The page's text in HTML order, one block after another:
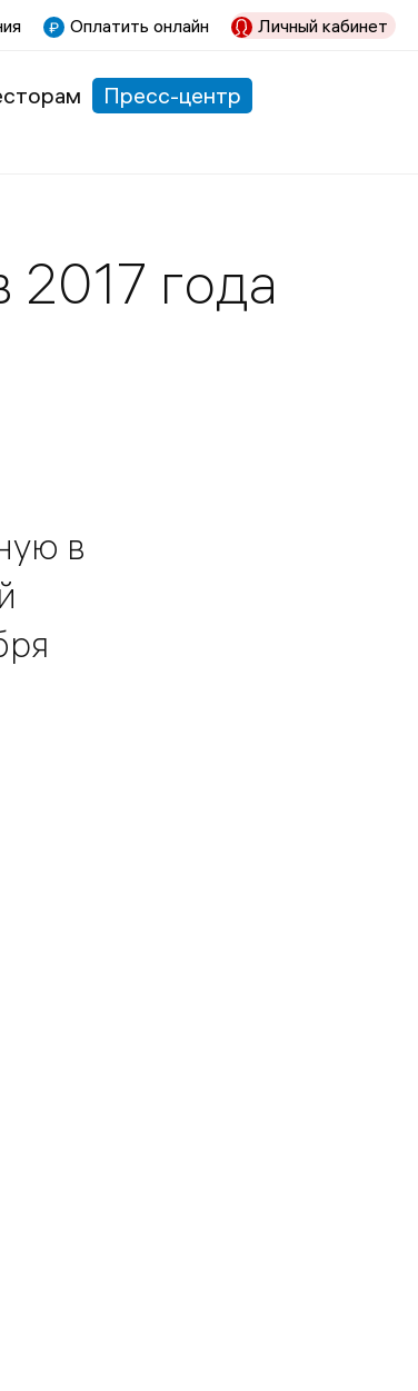
Оплатить онлайн Личный кабинет
Пресс-центр
года
в